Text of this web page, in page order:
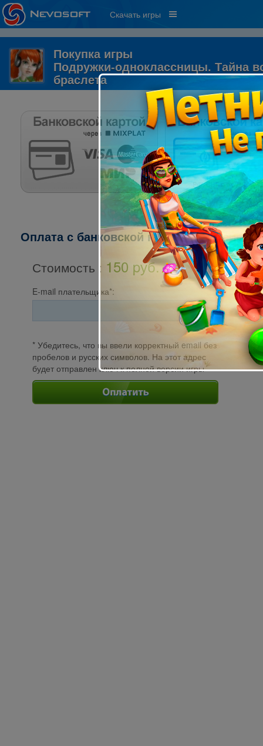
Скачать игры
Покупка игры
Подружки-одноклассницы. Тайна
браслета
Оплата с банковской карты через
Стоимость : 150 pуб.
E-mail плательщика*:
* Убедитесь, что вы ввели корректный email без
пробелов и русских символов. На этот адрес
будет отправлен ключ к полной версии игры